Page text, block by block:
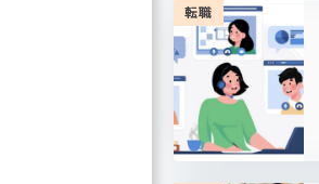
転職